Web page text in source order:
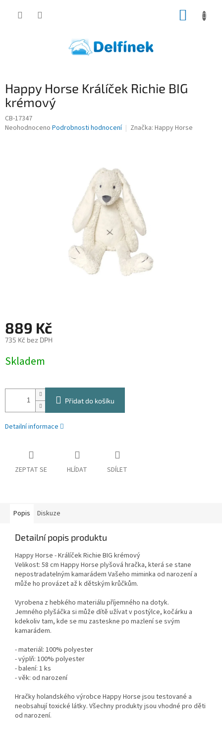
Happy Horse Králíček Richie BIG
krémový
CB-17347
Průměrné
Neohodnoceno Podrobnosti hodnocení Značka: Happy Horse
889 Kč
735 Kč bez DPH
cena:
Skladem
Přidat do košíku
Detailní informace
ZEPTAT SE HLÍDAT SDÍLET
Popis Diskuze
Detailní popis produktu
Happy Horse - Králíček Richie BIG krémový
Velikost: 58 cm Happy Horse plyšová hračka, která se stane
nepostradatelným kamarádem Vašeho miminka od narození a
může ho provázet až k dětským krůčkům.
Vyrobena z hebkého materiálu příjemného na dotyk.
Jemného plyšáčka si může dítě užívat v postýlce, kočárku a
kdekoliv tam, kde se mu zasteskne po mazlení se svým
kamarádem.
- materiál: 100% polyester
- výplň: 100% polyester
- balení: 1 ks
- věk: od narození
Hračky holandského výrobce Happy Horse jsou testované a
neobsahují toxické látky. Všechny produkty jsou vhodné pro děti
od narození.